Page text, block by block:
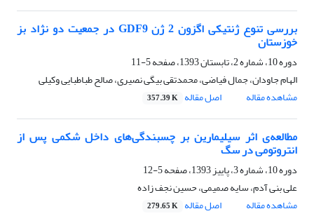
بررسی تنوع ژنتیکی اگزون 2 ژن GDF9 در جمعیت دو نژاد بز
خوزستان
دوره 10، شماره 2، تابستان 1393، صفحه
5-11
الهام جاودان، جمال فیاضی، محمدتقی بیگی نصیری، صالح طباطبایی وکیلی
مشاهده مقاله
اصل مقاله 357.39 K
مطالعه‌ی اثر سیلیمارین بر چسبندگی‌های داخل شکمی پس از
انتروتومی در سگ
دوره 10، شماره 3، پاییز 1393، صفحه
5-12
علی بنی آدم، سایه صمیمی، حسین نجف زاده
مشاهده مقاله
اصل مقاله 279.65 K